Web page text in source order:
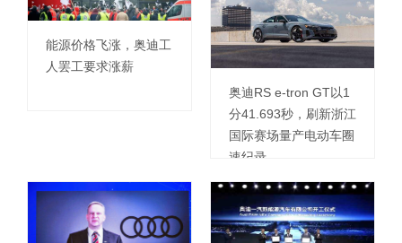
能源价格飞涨，奥迪工
人罢工要求涨薪
奥迪RS e-tron GT以1
分41.693秒，刷新浙江
国际赛场量产电动车圈
速纪录